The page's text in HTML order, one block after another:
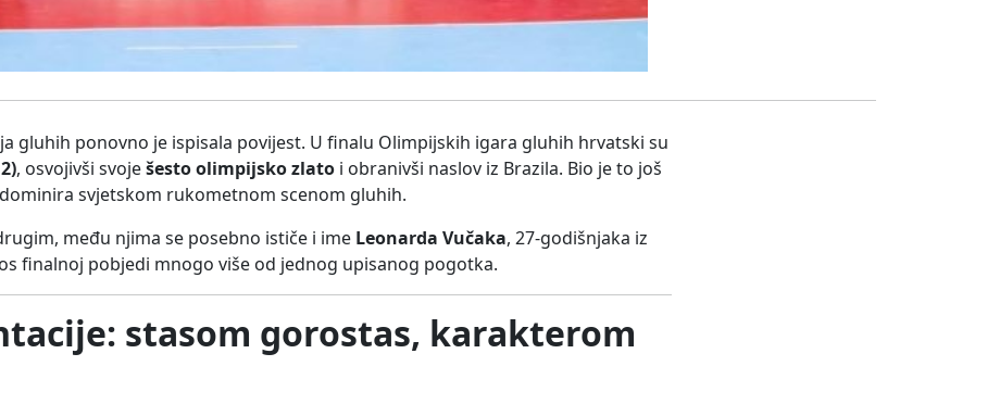
gluhih ponovno je ispisala povijest. U finalu Olimpijskih igara gluhih hrvatski su
, osvojivši svoješesto olimpijsko zlato i obranivši naslov iz Brazila. Bio je to još
svjetskom rukometnom scenom gluhih.
među njima se posebno ističe i ime Leonarda Vučaka, 27-godišnjaka iz
finalnoj pobjedi mnogo više od jednog upisanog pogotka.
stasom gorostas, karakterom